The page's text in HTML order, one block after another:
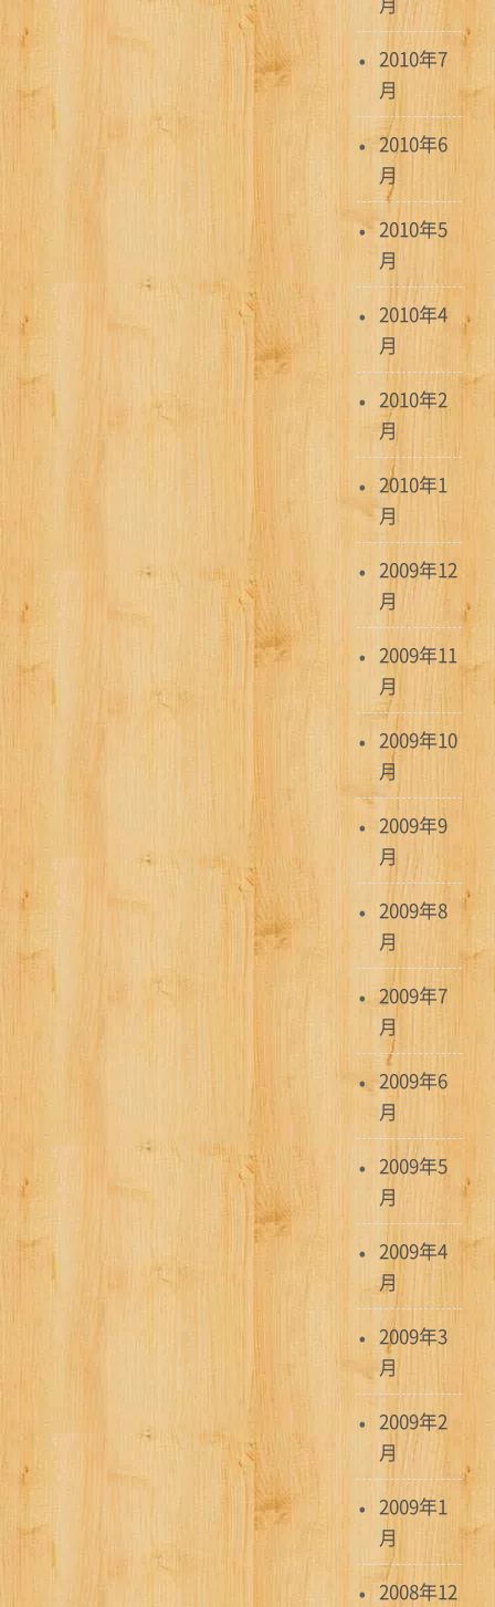
2010年7
月
2010年6
月
2010年5
月
2010年4
月
2010年2
月
2010年1
月
2009年12
月
2009年11
月
2009年10
月
2009年9
月
2009年8
月
2009年7
月
2009年6
月
2009年5
月
2009年4
月
2009年3
月
2009年2
月
2009年1
月
2008年12